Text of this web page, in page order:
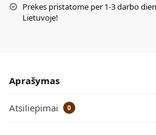
Prekes pristatome per 1-3 darbo
Lietuvoje!
Aprašymas
Atsiliepimai 0